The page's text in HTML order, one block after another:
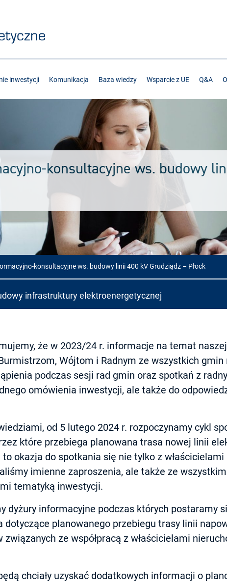
inwestycji Komunikacja Baza wiedzy Wsparcie z UE Q&A
konsultacyjne ws. budowy
konsultacyjne ws. budowy linii 400 kV Grudziądz – Płock
infrastruktury elektroenergetycznej
że w 2023/24 r. informacje na temat
Wójtom i Radnym ze wszystkich
podczas sesji rad gmin oraz spotkań z
omówienia inwestycji, ale także do
od 5 lutego 2024 r. rozpoczynamy cykl
które przebiega planowana trasa nowej linii
to okazja do spotkania się nie tylko z
imienne zaproszenia, ale także ze
tematyką inwestycji.
dyżury informacyjne podczas których postaramy
dotyczące planowanego przebiegu trasy linii
związanych ze współpracą z właścicielami
chciały uzyskać dodatkowych informacji o